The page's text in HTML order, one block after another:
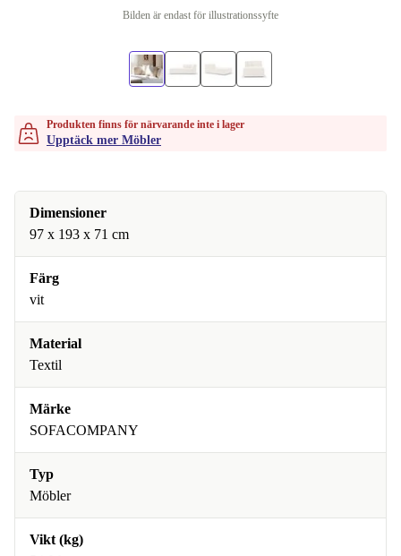
Bilden är endast för illustrationssyfte
Produkten finns för närvarande inte i lager
Upptäck mer Möbler
Dimensioner
97 x 193 x 71 cm
Färg
vit
Material
Textil
Märke
SOFACOMPANY
Typ
Möbler
Vikt (kg)